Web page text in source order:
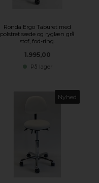
Ronda Ergo Taburet med
polstret sæde og ryglæn grå
stof, fod-ring.
1.995,00
På lager
Nyhed